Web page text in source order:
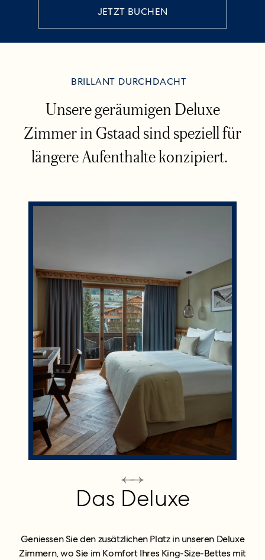
JETZT BUCHEN
BRILLANT DURCHDACHT
Unsere geräumigen Deluxe
Zimmer in Gstaad sind speziell für
längere Aufenthalte konzipiert.
Das Deluxe
Geniessen Sie den zusätzlichen Platz in unseren Deluxe
Zimmern, wo Sie im Komfort Ihres King-Size-Bettes mit